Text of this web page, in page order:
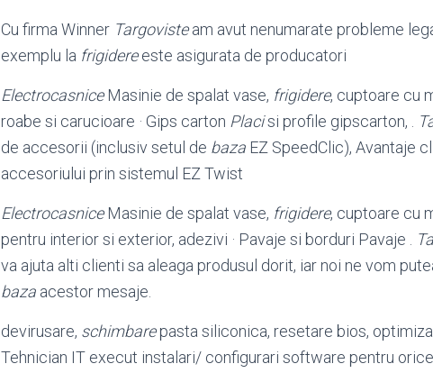
Cu firma Winner Targovisteam avut nenumarate probleme
exemplu la frigidereeste asigurata de producatori
ElectrocasniceMasinie de spalat vase, frigidere, cuptoare cu
roabe si carucioare · Gips carton Placisi profile gipscarton, .
de accesorii (inclusiv setul de baza EZ SpeedClic), Avantaje
accesoriului prin sistemul EZ Twist
ElectrocasniceMasinie de spalat vase, frigidere, cuptoare cu
pentru interior si exterior, adezivi · Pavaje si borduri Pavaje .
va ajuta alti clienti sa aleaga produsul dorit, iar noi ne vom
baza acestor mesaje.
devirusare, schimbarepasta siliconica, resetare bios,
Tehnician IT execut instalari/ configurari software pentru